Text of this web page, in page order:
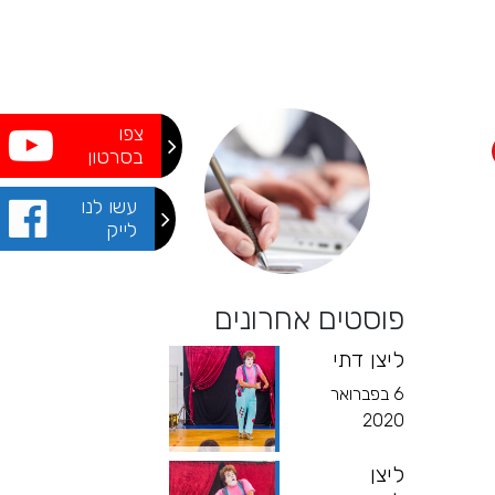
צפו
בסרטון
עשו לנו
לייק
פוסטים אחרונים
ליצן דתי
6 בפברואר
2020
ליצן